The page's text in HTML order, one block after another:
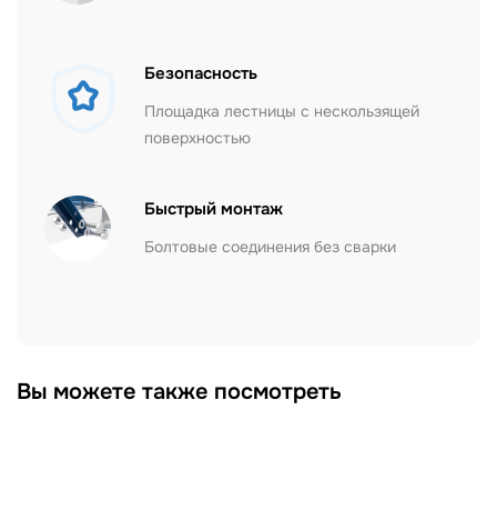
Безопасность
Площадка лестницы с нескользящей
поверхностью
Быстрый монтаж
Болтовые соединения без сварки
Вы можете также посмотреть